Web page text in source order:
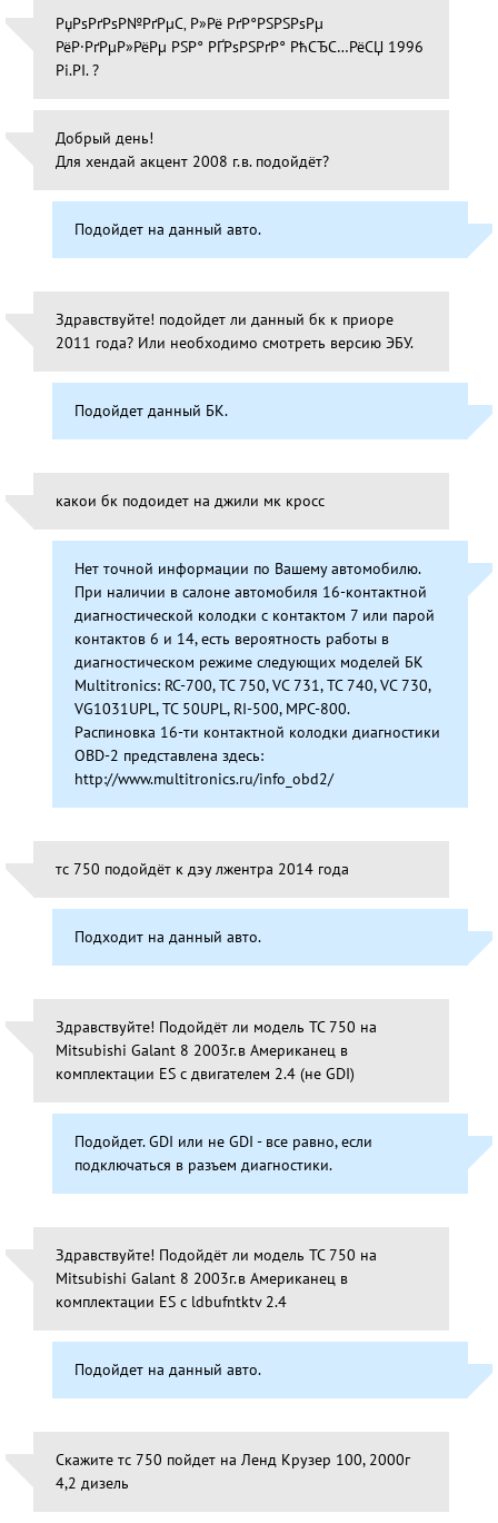
РџРѕРґРѕР№РґРµС‚ Р»Рё РґР°РЅРЅРѕРµ
РёР·РґРµР»РёРµ РЅР° РҐРѕРЅРґР° РћСЂС…РёСЏ 1996
Рі.РІ. ?
Добрый день!
Для хендай акцент 2008 г.в. подойдёт?
Подойдет на данный авто.
Здравствуйте! подойдет ли данный бк к приоре
2011 года? Или необходимо смотреть версию ЭБУ.
Подойдет данный БК.
какои бк подоидет на джили мк кросс
Нет точной информации по Вашему автомобилю.
При наличии в салоне автомобиля 16-контактной
диагностической колодки с контактом 7 или парой
контактов 6 и 14, есть вероятность работы в
диагностическом режиме следующих моделей БК
Multitronics: RC-700, TC 750, VC 731, TC 740, VC 730,
VG1031UPL, TC 50UPL, RI-500, MPC-800.
Распиновка 16-ти контактной колодки диагностики
OBD-2 представлена здесь:
http://www.multitronics.ru/info_obd2/
тс 750 подойдёт к дэу лжентра 2014 года
Подходит на данный авто.
Здравствуйте! Подойдёт ли модель ТС 750 на
Mitsubishi Galant 8 2003г.в Американец в
комплектации ES c двигателем 2.4 (не GDI)
Подойдет. GDI или не GDI - все равно, если
подключаться в разъем диагностики.
Здравствуйте! Подойдёт ли модель ТС 750 на
Mitsubishi Galant 8 2003г.в Американец в
комплектации ES c ldbufntktv 2.4
Подойдет на данный авто.
Скажите тс 750 пойдет на Ленд Крузер 100, 2000г
4,2 дизель